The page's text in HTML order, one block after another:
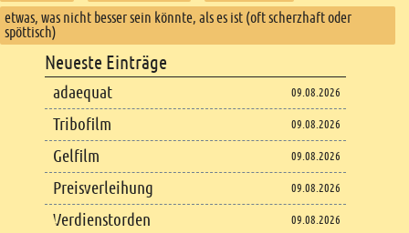
etwas, was nicht besser sein könnte, als es ist (oft scherzhaft oder
spöttisch)
Footer content
Neueste Einträge
adaequat 09.08.2026
Tribofilm 09.08.2026
Gelfilm 09.08.2026
Preisverleihung 09.08.2026
Verdienstorden 09.08.2026